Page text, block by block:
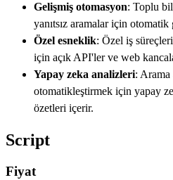
Gelişmiş otomasyon: Toplu
yanıtsız aramalar için
Özel esneklik: Özel iş
için açık API'ler ve web
Yapay zeka analizleri: Arama
otomatikleştirmek için yapay
özetleri içerir.
Script
Fiyat